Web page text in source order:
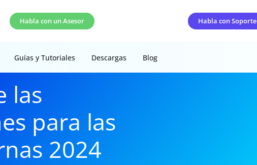
Habla con un Asesor Habla con Soporte
Guías y Tutoriales Descargas Blog
las
para las
2024